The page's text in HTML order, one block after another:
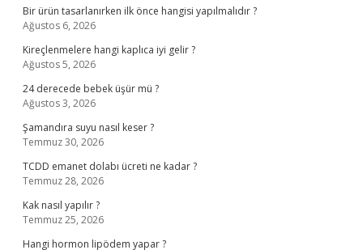
Bir ürün tasarlanırken ilk önce hangisi yapılmalıdır ?
Ağustos 6, 2026
Kireçlenmelere hangi kaplıca iyi gelir ?
Ağustos 5, 2026
24 derecede bebek üşür mü ?
Ağustos 3, 2026
Şamandıra suyu nasıl keser ?
Temmuz 30, 2026
TCDD emanet dolabı ücreti ne kadar ?
Temmuz 28, 2026
Kak nasıl yapılır ?
Temmuz 25, 2026
Hangi hormon lipödem yapar ?